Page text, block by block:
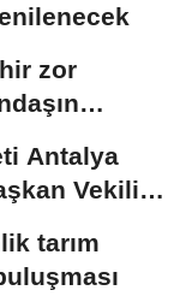
zor
Antalya
Vekili
tarım